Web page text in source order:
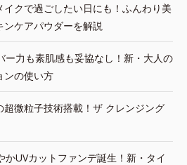
イクで過ごしたい日にも！ふんわり美
ンケアパウダーを解説
ー力も素肌感も妥協なし！新・大人の
ンの使い方
超微粒子技術搭載！ザ クレンジング
かUVカットファンデ誕生！新・タイ